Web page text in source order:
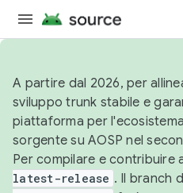
A partire dal 2026, per
sviluppo trunk stabile e
piattaforma per
sorgente su AOSP nel
Per compilare e contribuire
latest-release . Il branch